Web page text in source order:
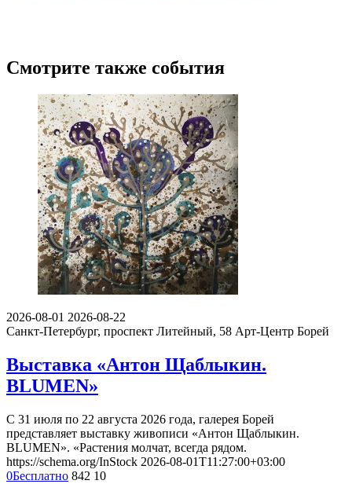
Смотрите также события
2026-08-01 2026-08-22
Санкт-Петербург, проспект Литейный, 58 Арт-Центр Борей
Выставка «Антон Щаблыкин.
BLUMEN»
С 31 июля по 22 августа 2026 года, галерея Борей
представляет выставку живописи «Антон Щаблыкин.
BLUMEN». «Растения молчат, всегда рядом.
https://schema.org/InStock 2026-08-01T11:27:00+03:00
0Бесплатно 842 10